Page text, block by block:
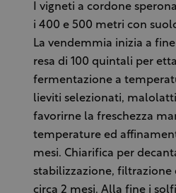
I vigneti a cordone
i 400 e 500 metri con
La vendemmia inizia a
resa di 100 quintali per
fermentazione a
lieviti selezionati,
favorirne la freschezza
temperature ed
mesi. Chiarifica per
stabilizzazione, filtrazione
circa 2 mesi. Alla fine i